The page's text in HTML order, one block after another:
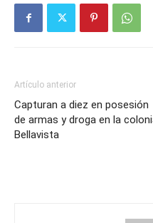
Artículo anterior
Capturan a diez en posesión
de armas y droga en la
Bellavista